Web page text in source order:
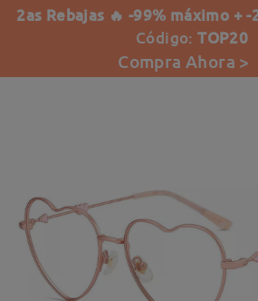
2as Rebajas 🔥 -99% máximo +
Código:TOP20
Compra Ahora >